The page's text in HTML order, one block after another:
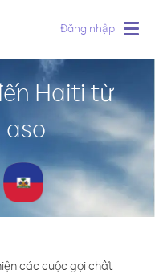
Đăng nhập
Haiti từ
các cuộc gọi chất